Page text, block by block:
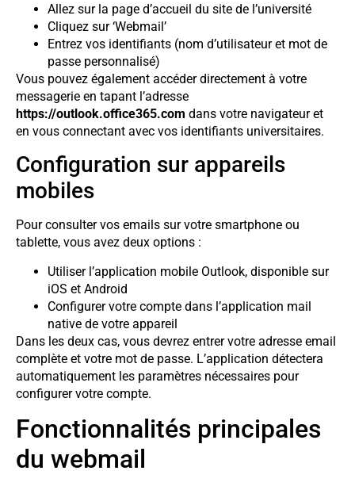
Allez sur la page d’accueil du site de l’université
Cliquez sur ‘Webmail’
Entrez vos identifiants (nom d’utilisateur et mot de
passe personnalisé)
Vous pouvez également accéder directement à votre
messagerie en tapant l’adresse
https://outlook.office365.com dans votre navigateur et
en vous connectant avec vos identifiants universitaires.
Configuration sur appareils
mobiles
Pour consulter vos emails sur votre smartphone ou
tablette, vous avez deux options :
Utiliser l’application mobile Outlook, disponible sur
iOS et Android
Configurer votre compte dans l’application mail
native de votre appareil
Dans les deux cas, vous devrez entrer votre adresse email
complète et votre mot de passe. L’application détectera
automatiquement les paramètres nécessaires pour
configurer votre compte.
Fonctionnalités principales
du webmail